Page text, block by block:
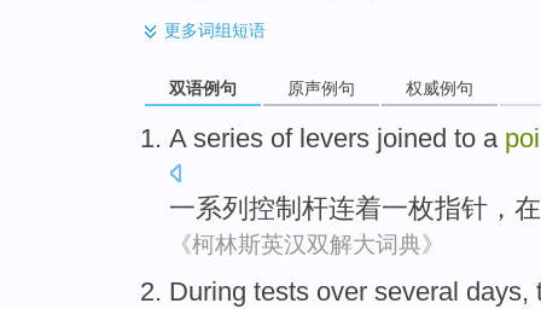
更多词组短语
双语例句 原声例句 权威例句
A series of levers joined to a
一系列 控制 杆连着一枚指针 ，
《柯林斯英汉双解大词典》
During tests over several days,